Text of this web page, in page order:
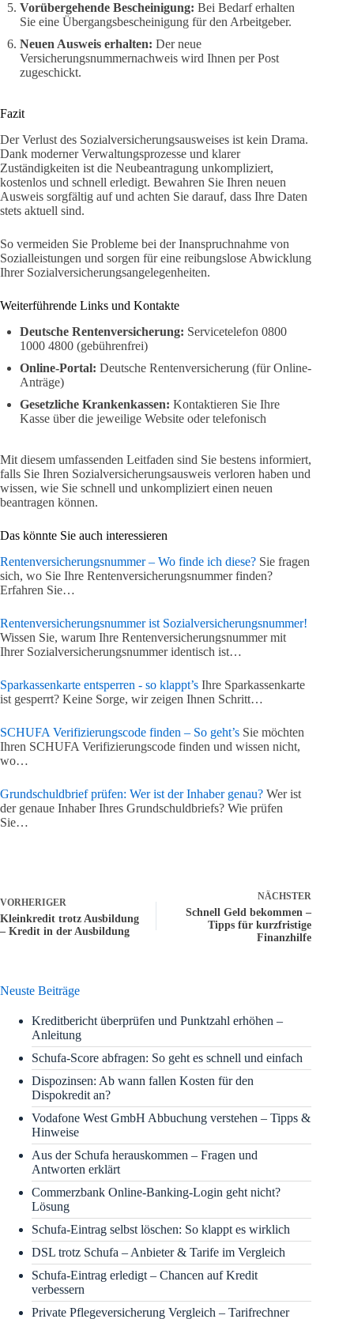
Vorübergehende Bescheinigung: Bei Bedarf erhalten
Sie eine Übergangsbescheinigung für den Arbeitgeber.
Neuen Ausweis erhalten: Der neue
Versicherungsnummernachweis wird Ihnen per Post
zugeschickt.
Fazit
Der Verlust des Sozialversicherungsausweises ist kein Drama.
Dank moderner Verwaltungsprozesse und klarer
Zuständigkeiten ist die Neubeantragung unkompliziert,
kostenlos und schnell erledigt. Bewahren Sie Ihren neuen
Ausweis sorgfältig auf und achten Sie darauf, dass Ihre Daten
stets aktuell sind.
So vermeiden Sie Probleme bei der Inanspruchnahme von
Sozialleistungen und sorgen für eine reibungslose Abwicklung
Ihrer Sozialversicherungsangelegenheiten.
Weiterführende Links und Kontakte
Deutsche Rentenversicherung: Servicetelefon 0800
1000 4800 (gebührenfrei)
Online-Portal: Deutsche Rentenversicherung (für Online-
Anträge)
Gesetzliche Krankenkassen: Kontaktieren Sie Ihre
Kasse über die jeweilige Website oder telefonisch
Mit diesem umfassenden Leitfaden sind Sie bestens informiert,
falls Sie Ihren Sozialversicherungsausweis verloren haben und
wissen, wie Sie schnell und unkompliziert einen neuen
beantragen können.
Das könnte Sie auch interessieren
Rentenversicherungsnummer – Wo finde ich diese? Sie fragen
sich, wo Sie Ihre Rentenversicherungsnummer finden?
Erfahren Sie…
Rentenversicherungsnummer ist Sozialversicherungsnummer!
Wissen Sie, warum Ihre Rentenversicherungsnummer mit
Ihrer Sozialversicherungsnummer identisch ist…
Sparkassenkarte entsperren - so klappt’s Ihre Sparkassenkarte
ist gesperrt? Keine Sorge, wir zeigen Ihnen Schritt…
SCHUFA Verifizierungscode finden – So geht’s Sie möchten
Ihren SCHUFA Verifizierungscode finden und wissen nicht,
wo…
Grundschuldbrief prüfen: Wer ist der Inhaber genau? Wer ist
der genaue Inhaber Ihres Grundschuldbriefs? Wie prüfen
Sie…
VORHERIGER
Kleinkredit trotz Ausbildung
– Kredit in der Ausbildung
NÄCHSTER
Schnell Geld bekommen –
Tipps für kurzfristige
Finanzhilfe
Neuste Beiträge
Kreditbericht überprüfen und Punktzahl erhöhen –
Anleitung
Schufa-Score abfragen: So geht es schnell und einfach
Dispozinsen: Ab wann fallen Kosten für den
Dispokredit an?
Vodafone West GmbH Abbuchung verstehen – Tipps &
Hinweise
Aus der Schufa herauskommen – Fragen und
Antworten erklärt
Commerzbank Online-Banking-Login geht nicht?
Lösung
Schufa-Eintrag selbst löschen: So klappt es wirklich
DSL trotz Schufa – Anbieter & Tarife im Vergleich
Schufa-Eintrag erledigt – Chancen auf Kredit
verbessern
Private Pflegeversicherung Vergleich – Tarifrechner